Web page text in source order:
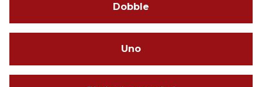
Dobble
Uno